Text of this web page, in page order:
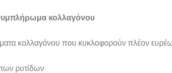
κολλαγόνου
κολλαγόνου που κυκλοφορούν πλέον
ρυτίδων